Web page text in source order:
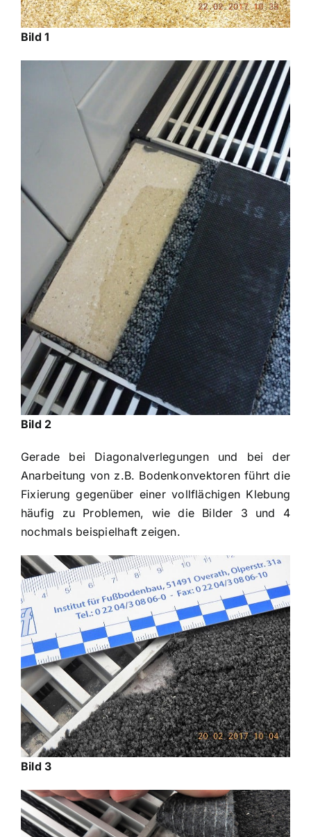
Bild 1
Bild 2
Gerade bei Diagonalverlegungen und bei der
Anarbeitung von z.B. Bodenkonvektoren führt die
Fixierung gegenüber einer vollflächigen Klebung
häufig zu Problemen, wie die Bilder 3 und 4
nochmals beispielhaft zeigen.
Bild 3